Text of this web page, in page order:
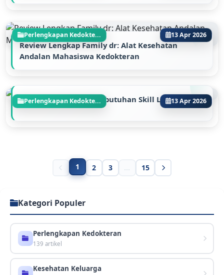
Perlengkapan Kedokte... 13 Apr 2026
Review Lengkap Family dr: Alat Kesehatan
Andalan Mahasiswa Kedokteran
Perlengkapan Kedokte... 13 Apr 2026
Review Paket Infus, Kebutuhan Skill Lab Infus!
1 2 3 ... 15
Kategori Populer
Perlengkapan Kedokteran
139 artikel
Kesehatan Keluarga